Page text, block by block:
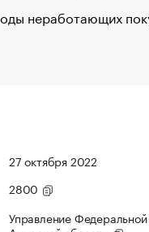
неработающих
27 октября 2022
2800
Управление